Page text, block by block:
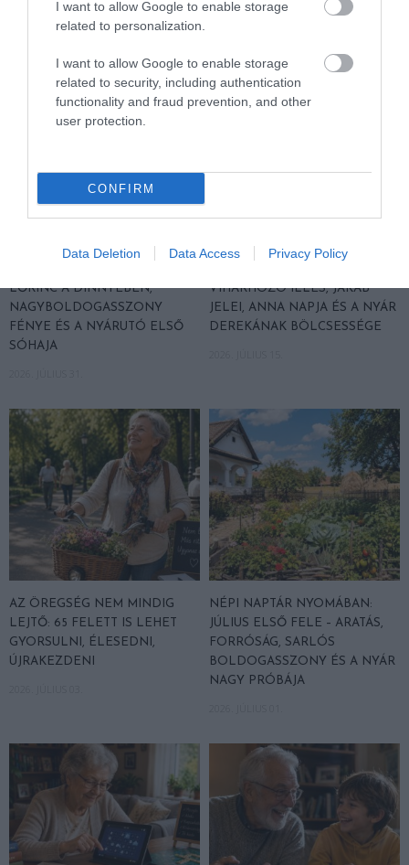
I want to allow Google to enable storage
related to personalization.
I want to allow Google to enable storage
related to security, including authentication
functionality and fraud prevention, and other
user protection.
CONFIRM
Data Deletion Data Access Privacy Policy
NÉPI NAPTÁR NYOMÁBAN:
LŐRINC A DINNYÉBEN,
NAGYBOLDOGASSZONY
FÉNYE ÉS A NYÁRUTÓ ELSŐ
SÓHAJA
NÉPI NAPTÁR NYOMÁBAN:
VIHARHOZÓ ILLÉS, JAKAB
JELEI, ANNA NAPJA ÉS A NYÁR
DEREKÁNAK BÖLCSESSÉGE
AZ ÖREGSÉG NEM MINDIG
LEJTŐ: 65 FELETT IS LEHET
GYORSULNI, ÉLESEDNI,
ÚJRAKEZDENI
NÉPI NAPTÁR NYOMÁBAN:
JÚLIUS ELSŐ FELE – ARATÁS,
FORRÓSÁG, SARLÓS
BOLDOGASSZONY ÉS A NYÁR
NAGY PRÓBÁJA